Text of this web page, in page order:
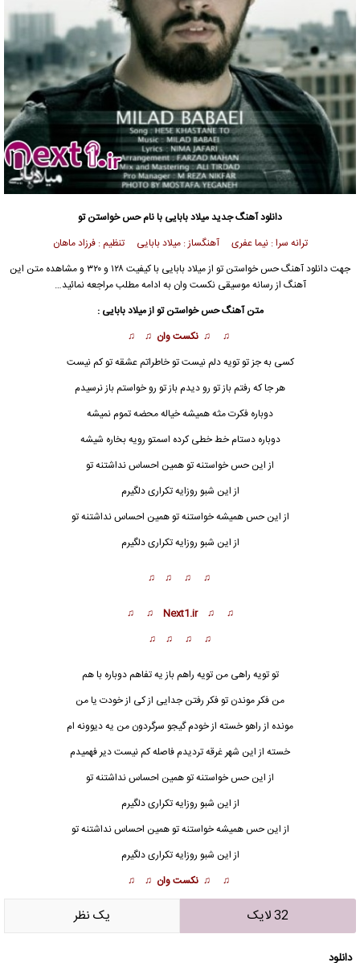
دانلود آهنگ جدیدمیلاد بابایی با نام حس خواستن تو
ترانه سرا : نیما عفری آهنگساز : میلاد بابایی تنظیم : فرزاد ماهان
جهت دانلود آهنگ حس خواستن تو ازمیلاد بابایی
با کیفیت ۱۲۸ و ۳۲۰ و مشاهده متن این
آهنگ از رسانه موسیقی نکست وان به ادامه مطلب مراجعه نمائید…
متن آهنگ حس خواستن تو از میلاد بابایی :
♫ ♫ نکست وان ♫ ♫
کسی به جز تو تویه دلم نیست تو خاطراتم عشقه تو کم نیست
هر جا که رفتم باز تو رو دیدم باز تو رو خواستم باز نرسیدم
دوباره فکرت مثه همیشه خیاله محضه تموم نمیشه
دوباره دستام خط خطی کرده اسمتو رویه بخاره شیشه
از این حس خواستنه تو همین احساسنداشتنه تو
از این شبو روزایه تکراری دلگیرم
از این حس همیشه خواستنه تو همین احساس نداشتنه تو
از این شبو روزایه تکراری دلگیرم
♫ ♫ ♫ ♫
♫ ♫ Next1.ir ♫ ♫
♫ ♫ ♫ ♫
تو تویه راهی من تویه راهم باز یه تفاهم دوباره با هم
من فکر موندن تو فکر رفتن جدایی از کی از خودت یا من
مونده از راهو خسته از خودم گیجو سرگردون من یه دیوونه ام
خسته از این شهر غرقه تردیدم فاصله کم نیست دیر فهمیدم
از این حس خواستنه تو همین احساس نداشتنه تو
از این شبو روزایه تکراری دلگیرم
از این حس همیشه خواستنه تو همین احساس نداشتنه تو
از این شبو روزایه تکراری دلگیرم
♫ ♫ نکست وان ♫ ♫
32 لایک يک نظر
دانلود